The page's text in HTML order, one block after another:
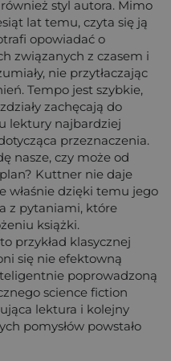
styl autora. Mimo
lat temu, czyta się ją
opowiadać o
związanych z czasem i
nie przytłaczając
Tempo jest szybkie,
zachęcają do
lektury najbardziej
przeznaczenia.
nasze, czy może od
Kuttner nie daje
właśnie dzięki temu jego
z pytaniami, które
książki.
przykład klasycznej
się nie efektowną
poprowadzoną
science fiction
lektura i kolejny
pomysłów powstało